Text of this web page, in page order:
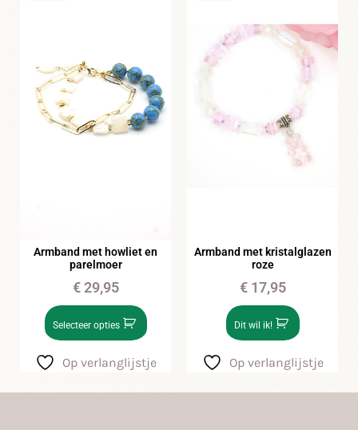
Armband met howliet en
parelmoer
€29,95
Selecteer opties
Op verlanglijstje
Armband met kristalglazen
roze
€17,95
Dit wil ik!
Op verlanglijstje